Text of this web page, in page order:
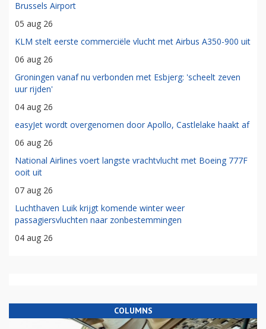
Brussels Airport
05 aug 26
KLM stelt eerste commerciële vlucht met Airbus A350-900 uit
06 aug 26
Groningen vanaf nu verbonden met Esbjerg: 'scheelt zeven
uur rijden'
04 aug 26
easyJet wordt overgenomen door Apollo, Castlelake haakt af
06 aug 26
National Airlines voert langste vrachtvlucht met Boeing 777F
ooit uit
07 aug 26
Luchthaven Luik krijgt komende winter weer
passagiersvluchten naar zonbestemmingen
04 aug 26
COLUMNS